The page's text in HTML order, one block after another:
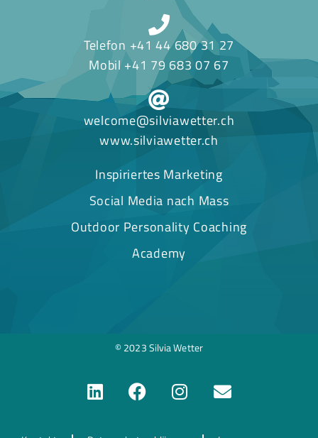
Telefon +41 44 680 31 27
Mobil +41 79 683 07 67
welcome@silviawetter.ch
www.silviawetter.ch
Inspiriertes Marketing
Social Media nach Mass
Outdoor Personality Coaching
Academy
© 2023 Silvia Wetter